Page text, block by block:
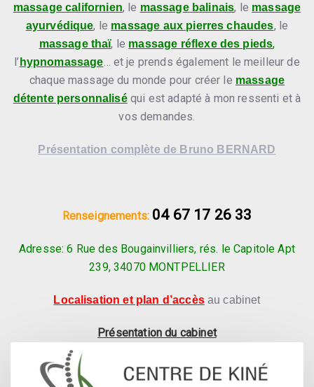
massage californien, le massage balinais, le massage
ayurvédique, le massage aux pierres chaudes, le
massage thaï, le massage réflexe des pieds,
l’ hypnomassage… et je prends également le meilleur de
chaque massage du monde pour créer le massage
détente personnaliséqui est adapté à mon ressenti et à
vos demandes.
Présentation complète de Bruno BERNARD
Renseignements: 04 67 17 26 33
Adresse: 6 Rue des Bougainvilliers, rés. le Capitole Apt
239, 34070 MONTPELLIER
Localisation et plan d’accès au cabinet
Présentation du cabinet